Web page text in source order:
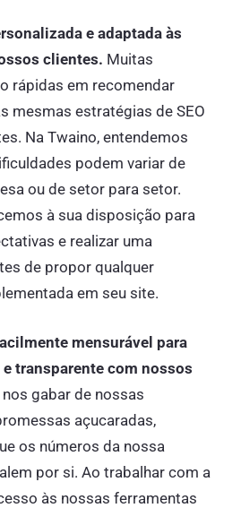
e adaptada às
clientes. Muitas
rápidas em recomendar
mesmas estratégias de SEO
Na Twaino, entendemos
podem variar de
ou de setor para setor.
à sua disposição para
e realizar uma
de propor qualquer
em seu site.
mensurável para
transparente com nossos
nos gabar de nossas
açucaradas,
os números da nossa
por si. Ao trabalhar com a
às nossas ferramentas